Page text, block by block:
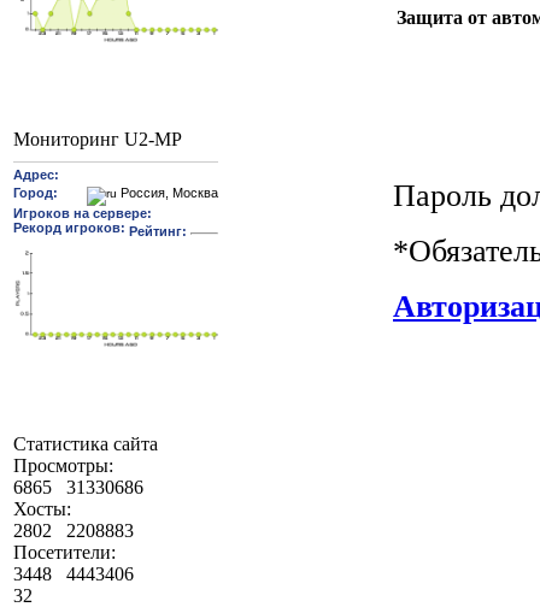
Мониторинг U2-MP
Статистика сайта
Просмотры:
6865
31330686
Хосты:
2802
2208883
Посетители:
3448
4443406
32
Защита от
Пароль
*